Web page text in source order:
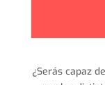
¿Serás capaz